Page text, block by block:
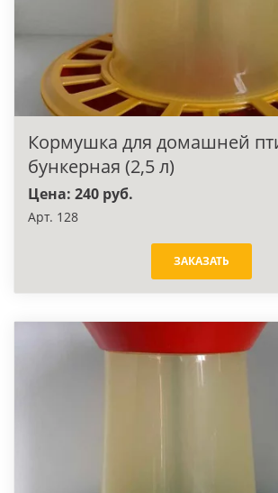
Кормушка для домашней
бункерная (2,5 л)
Цена: 240 руб.
Арт. 128
ЗАКАЗАТЬ